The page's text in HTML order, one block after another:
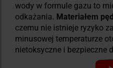
wody w formule gazu to
odkażania. Materiałem
czemu nie istnieje ryzyko
minusowej temperaturze
nietoksyczne i bezpieczne